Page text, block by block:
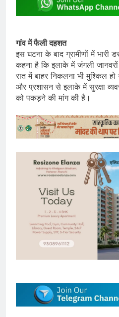
गांव में फैली दहशत
इस घटना के बाद ग्रामीणों में भारी
कहना है कि इलाके में जंगली
रात में बाहर निकलना भी मुश्किल हो
और प्रशासन से इलाके में सुरक्षा
को पकड़ने की मांग की है।